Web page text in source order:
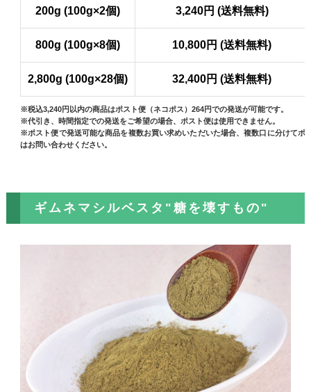
200g (100g×2個) 3,240円 (送料無料)
800g (100g×8個) 10,800円 (送料無料)
2,800g (100g×28個) 32,400円 (送料無料)
※税込3,240円以内の商品はポスト便（ネコポス）264円での発送が可能です。
※代引き、時間指定での発送をご希望の場合、ポスト便は使用できません。
※ポスト便で発送可能な商品を複数お買い求めいただいた場合、複数口に分けてポ
はお問い合わせください。
ギムネマシルベスタ"糖を壊すもの"